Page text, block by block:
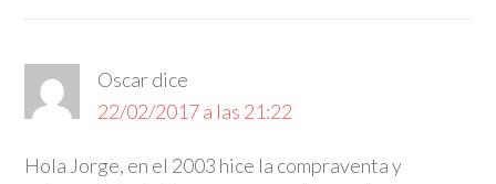
Oscardice
22/02/2017 a las 21:22
Hola Jorge, en el 2003 hice la compraventa y